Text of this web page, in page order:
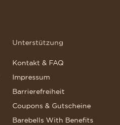
Unterstützung
Kontakt & FAQ
Impressum
Barrierefreiheit
Coupons & Gutscheine
Barebells With Benefits